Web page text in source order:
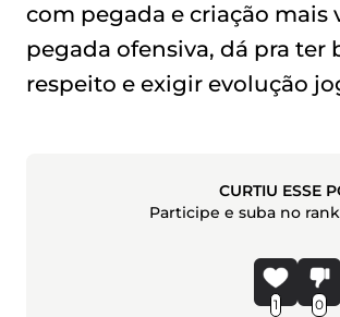
com pegada e criação mais
pegada ofensiva, dá pra ter
respeito e exigir evolução
CURTIU ESSE
Participe e suba no
1 0